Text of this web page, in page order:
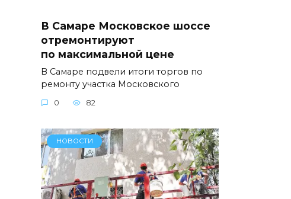
В Самаре Московское шоссе
отремонтируют
по максимальной цене
В Самаре подвели итоги торгов по
ремонту участка Московского
0 82
НОВОСТИ